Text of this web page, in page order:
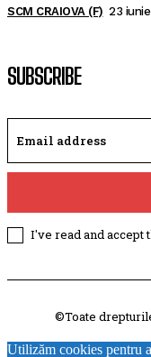
SCM CRAIOVA (F) 23
SUBSCRIBE
I've read and accept
©Toate
Utilizăm cookies pentru